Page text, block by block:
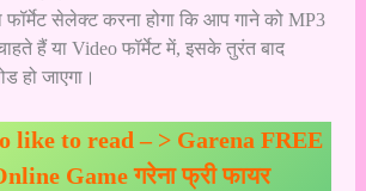
सेलेक्ट करना होगा कि आप गाने को MP3
हैं या Video फॉर्मेट में, इसके तुरंत बाद
हो जाएगा।
like to read – > Garena FREE
Game गरेना फ्री फायर